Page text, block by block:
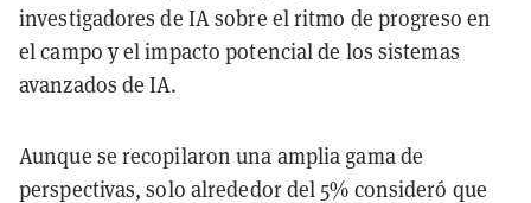
investigadores de IA sobre el ritmo de progreso en
el campo y el impacto potencial de los sistemas
avanzados de IA.
Aunque se recopilaron una amplia gama de
perspectivas, solo alrededor del 5% consideró que